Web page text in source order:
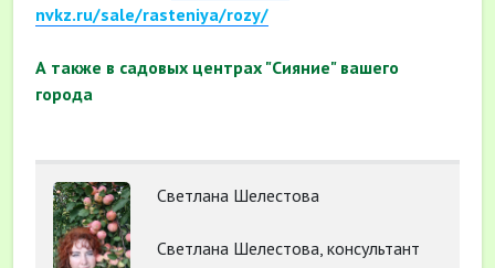
nvkz.ru/sale/rasteniya/rozy/
А также в садовых центрах "Сияние" вашего
города
Светлана Шелестова
Светлана Шелестова, консультант